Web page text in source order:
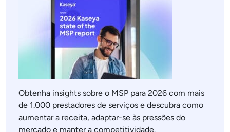
Obtenha insights sobre o MSP para 2026 com mais
de 1.000 prestadores de serviços e descubra como
aumentar a receita, adaptar-se às pressões do
mercado e manter a competitividade.